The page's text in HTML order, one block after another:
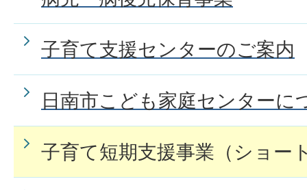
子育て支援センターのご案内
日南市こども家庭センターに
子育て短期支援事業（ショー